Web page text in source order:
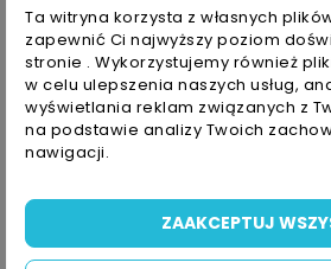
Bezpieczne Połączenie -
Darmowy Odbiór W Sklepie
Lub Dostawa Kurierem Już Od 19zł
Ta witryna korzysta z własnych
zapewnić Ci najwyższy poziom
stronie . Wykorzystujemy również
w celu ulepszenia naszych usług,
wyświetlania reklam związanych z
na podstawie analizy Twoich
nawigacji.
ZAAKCEPTUJ